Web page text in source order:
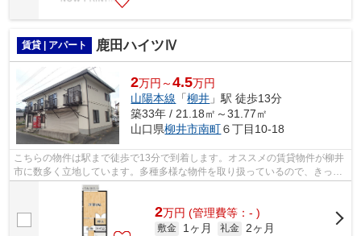
賃貸 | アパート 鹿田ハイツⅣ
2万円～4.5万円
山陽本線 「柳井 」駅 徒歩13分
築33年 / 21.18㎡～31.77㎡
山口県柳井市南町６丁目10-18
こちらの物件は駅まで徒歩で13分で到着します。オススメの賃貸物件が柳井
市に数多く立地しています。多種多様な物件を取り扱っているので、きっと
希望する物件に出会えるはずです。お...
2万円 (管理費等：- )
敷金 1ヶ月 礼金 2ヶ月